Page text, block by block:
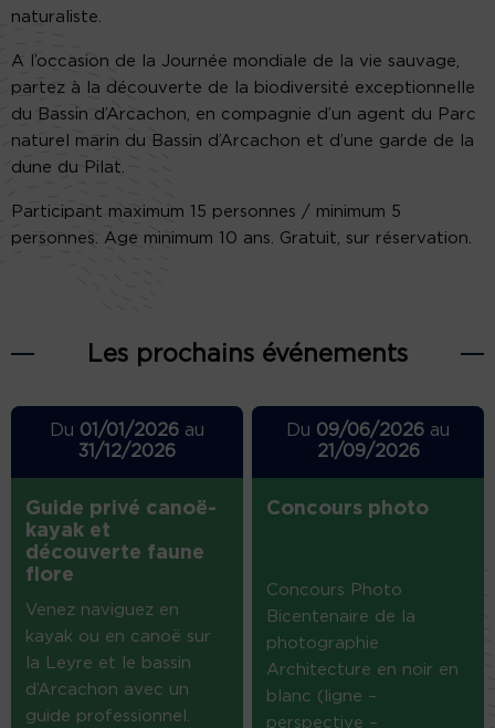
naturaliste.
A l’occasion de la Journée mondiale de la vie sauvage,
partez à la découverte de la biodiversité exceptionnelle
du Bassin d’Arcachon, en compagnie d’un agent du Parc
naturel marin du Bassin d’Arcachon et d’une garde de la
dune du Pilat.
Participant maximum 15 personnes / minimum 5
personnes. Age minimum 10 ans. Gratuit, sur réservation.
Les prochains événements
Du 01/01/2026au
31/12/2026
Guide privé canoë-
kayak et
découverte faune
flore
Venez naviguez en
kayak ou en canoë sur
la Leyre et le bassin
d’Arcachon avec un
guide professionnel.
Du 09/06/2026 au
21/09/2026
Concours photo
Concours Photo
Bicentenaire de la
photographie
Architecture en noir en
blanc (ligne –
perspective –